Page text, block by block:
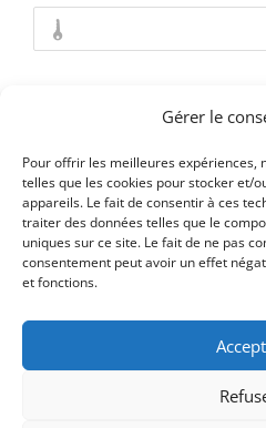
Gérer le
Pour offrir les meilleures expériences,
telles que les cookies pour stocker et/
appareils. Le fait de consentir à ces
traiter des données telles que le
uniques sur ce site. Le fait de ne pas
consentement peut avoir un effet
et fonctions.
Mot de